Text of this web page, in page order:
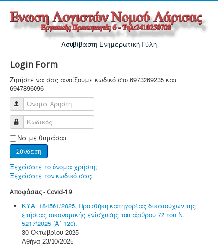
Ασυβίβαστη Ενημερωτική Πύλη
Login Form
Ζητήστε να σας ανοίξουμε κωδικό στο 6973269235 και
6947896096
Όνομα Χρήστη
Κωδικός
Να με θυμάσαι
Σύνδεση
Ξεχάσατε το όνομα χρήστη;
Ξεχάσατε τον κωδικό σας;
Αποφάσεις - Covid-19
ΚΥΑ. 184561/2025. Προσθήκη κατηγορίας δικαιούχων της
ετήσιας οικονομικής ενίσχυσης του άρθρου 72 του Ν.
5217/2025 (Α΄ 120).
30 Οκτωβρίου 2025
Αθήνα 23/10/2025